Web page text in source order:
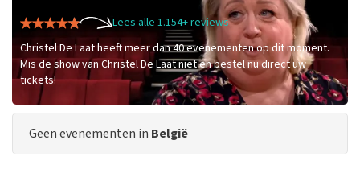
Lees alle 1.154+ reviews
Christel De Laat heeft meer dan 40 evenementen op dit moment.
Mis de show van Christel De Laat niet en bestel nu direct uw
tickets!
Geen evenementen in België